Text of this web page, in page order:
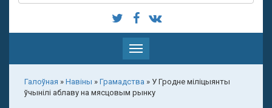
Паказаць
меню
Галоўная » Навіны » Грамадства » У Гродне міліцыянты
ўчынілі аблаву на мясцовым рынку